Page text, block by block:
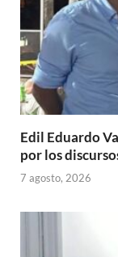
Edil Eduardo
por los
7 agosto, 2026